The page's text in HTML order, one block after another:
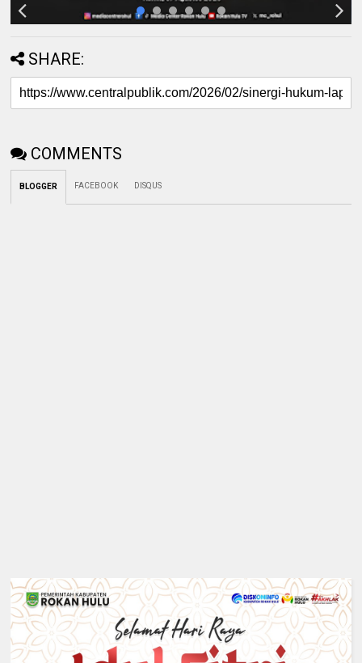
SHARE:
COMMENTS
BLOGGER FACEBOOK DISQUS